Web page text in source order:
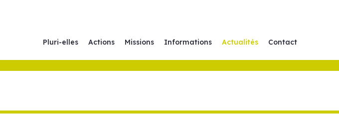
Pluri-elles Actions Missions Informations Actualités Contact